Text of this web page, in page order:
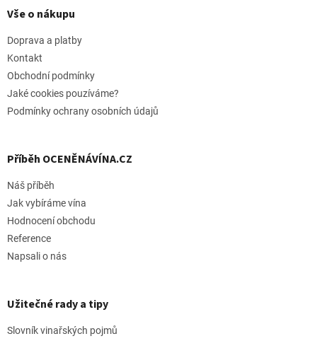
pVše o nákupu
Doprava a platby
Kontakt
Obchodní podmínky
Jaké cookies pouzíváme?
Podmínky ochrany osobních údajů
Příběh OCENĚNÁVÍNA.CZ
Náš příběh
Jak vybíráme vína
Hodnocení obchodu
Reference
Napsali o nás
Užitečné rady a tipy
Slovník vinařských pojmů